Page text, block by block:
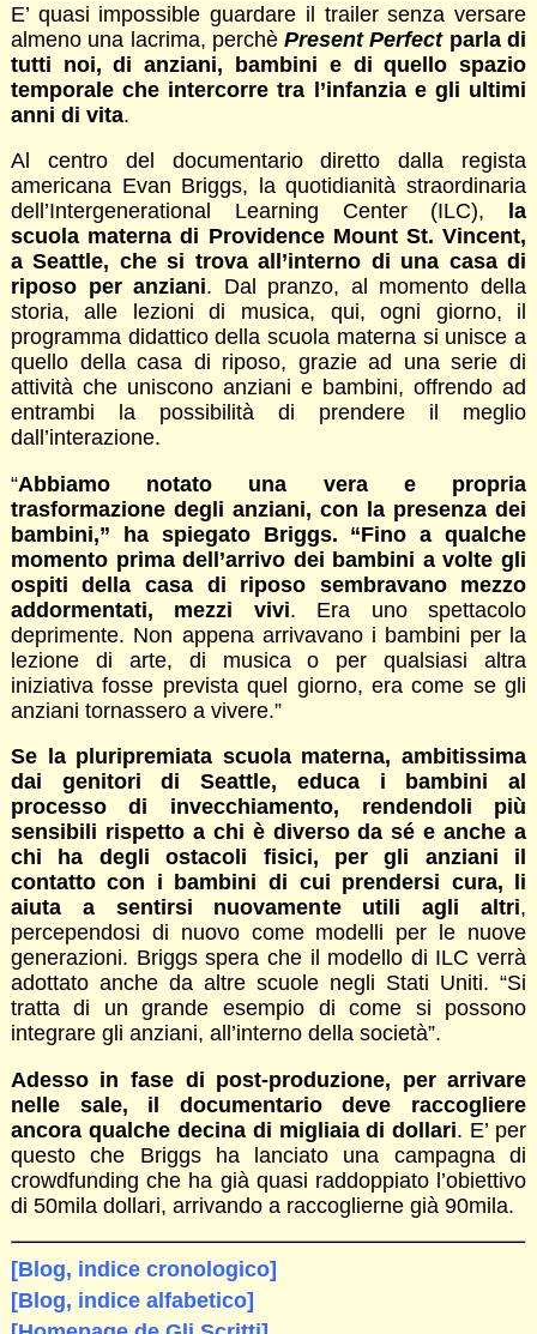
E’ quasi impossible guardare il trailer senza versare
almeno una lacrima, perchèPresent Perfectparla di
tutti noi, di anziani, bambini e di quello spazio
temporale che intercorre tra l’infanzia e gli ultimi
anni di vita.
Al centro del documentario diretto dalla regista
americana Evan Briggs, la quotidianità straordinaria
dell’Intergenerational Learning Center (ILC),
la
scuola materna di Providence Mount St. Vincent,
a Seattle, che si trova all’interno di una casa di
riposo per anziani. Dal pranzo, al momento della
storia, alle lezioni di musica, qui, ogni giorno, il
programma didattico della scuola materna si unisce a
quello della casa di riposo, grazie ad una serie di
attività che uniscono anziani e bambini, offrendo ad
entrambi la possibilità di prendere il meglio
dall’interazione.
“Abbiamo notato una vera e propria
trasformazione degli anziani, con la presenza dei
bambini,” ha spiegato Briggs. “Fino a qualche
momento prima dell’arrivo dei bambini a volte gli
ospiti della casa di riposo sembravano mezzo
addormentati, mezzi vivi. Era uno spettacolo
deprimente. Non appena arrivavano i bambini per la
lezione di arte, di musica o per qualsiasi altra
iniziativa fosse prevista quel giorno, era come se gli
anziani tornassero a vivere.”
Se la pluripremiata scuola materna, ambitissima
dai genitori di Seattle, educa i bambini al
processo di invecchiamento, rendendoli più
sensibili rispetto a chi è diverso da sé e anche a
chi ha degli ostacoli fisici, per gli anziani il
contatto con i bambini di cui prendersi cura, li
aiuta a sentirsi nuovamente utili agli altri,
percependosi di nuovo come modelli per le nuove
generazioni. Briggs spera che il modello di ILC verrà
adottato anche da altre scuole negli Stati Uniti. “Si
tratta di un grande esempio di come si possono
integrare gli anziani, all’interno della società”.
Adesso in fase di post-produzione, per arrivare
nelle sale, il documentario deve raccogliere
ancora qualche decina di migliaia di dollari. E’ per
questo che Briggs ha lanciato una campagna di
crowdfunding che ha già quasi raddoppiato l’obiettivo
di 50mila dollari, arrivando a raccoglierne già 90mila.
[Blog, indice cronologico]
[Blog, indice alfabetico]